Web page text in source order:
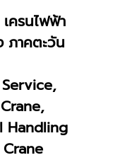
ครนไฟฟ้า
ภาคตะวัน
Handling